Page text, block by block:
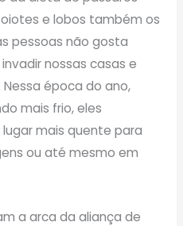
e lobos também os
pessoas não gosta
nossas casas e
época do ano,
mais frio, eles
mais quente para
ou até mesmo em
a arca da aliança de